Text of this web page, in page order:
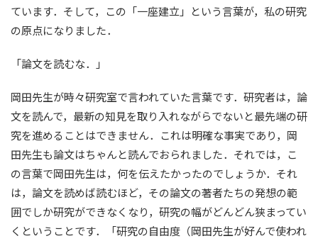
ています．そして，この「一座建立」という言葉が，私の研究
の原点になりました．
「論文を読むな．」
岡田先生が時々研究室で言われていた言葉です．研究者は，論
文を読んで，最新の知見を取り入れながらでないと最先端の研
究を進めることはできません．これは明確な事実であり，岡
田先生も論文はちゃんと読んでおられました．それでは，こ
の言葉で岡田先生は，何を伝えたかったのでしょうか．それ
は，論文を読めば読むほど，その論文の著者たちの発想の範
囲でしか研究ができなくなり，研究の幅がどんどん狭まってい
くということです．「研究の自由度（岡田先生が好んで使われ